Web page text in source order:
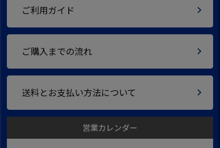
ご利用ガイド
ご購入までの流れ
送料とお支払い方法について
営業カレンダー